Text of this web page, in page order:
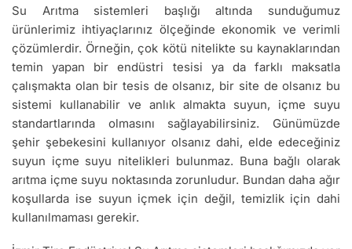
Su Arıtma sistemleri başlığı altında sunduğumuz
ürünlerimiz ihtiyaçlarınız ölçeğinde ekonomik ve verimli
çözümlerdir. Örneğin, çok kötü nitelikte su kaynaklarından
temin yapan bir endüstri tesisi ya da farklı maksatla
çalışmakta olan bir tesis de olsanız, bir site de olsanız bu
sistemi kullanabilir ve anlık almakta suyun, içme suyu
standartlarında olmasını sağlayabilirsiniz. Günümüzde
şehir şebekesini kullanıyor olsanız dahi, elde edeceğiniz
suyun içme suyu nitelikleri bulunmaz. Buna bağlı olarak
arıtma içme suyu noktasında zorunludur. Bundan daha ağır
koşullarda ise suyun içmek için değil, temizlik için dahi
kullanılmaması gerekir.